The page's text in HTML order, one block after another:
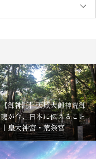
【御神託】天照大御神荒御
魂が今、日本に伝えること
｜皇大神宮・荒祭宮